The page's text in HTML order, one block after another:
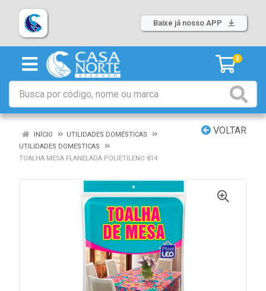
Baixe já nosso APP
0
VOLTAR
INÍCIO
UTILIDADES DOMÉSTICAS
UTILIDADES DOMESTICAS
TOALHA MESA FLANELADA POLIETILENO 814